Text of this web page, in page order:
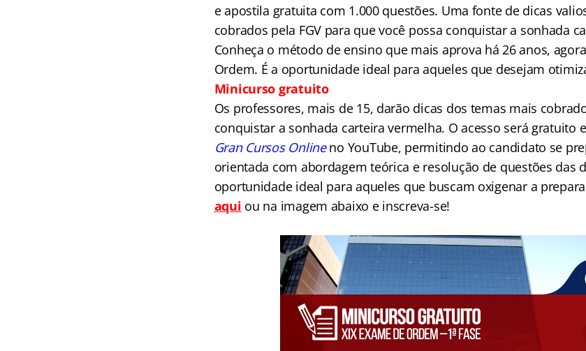
e apostila gratuita com 1.000 questões. Uma fonte de dicas
cobrados pela FGV para que você possa conquistar a sonhada
Conheça o método de ensino que mais aprova há 26 anos,
Ordem. É a oportunidade ideal para aqueles que desejam
Minicurso gratuito
Os professores, mais de 15, darão dicas dos temas mais
conquistar a sonhada carteira vermelha. O acesso será gratuito
Gran Cursos Onlineno YouTube, permitindo ao candidato se
orientada com abordagem teórica e resolução de questões das
oportunidade ideal para aqueles que buscam oxigenar a
aqui ou na imagem abaixo e inscreva-se!